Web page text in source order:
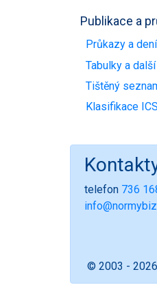
Publikace a
Průkazy a
Tabulky a
Tištěný
Klasifikace ICS
telefon 736
© 2003 -